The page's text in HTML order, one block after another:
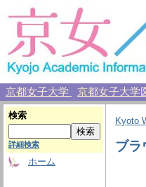
京都女子大学 京都女子大学
検索
詳細検索
ホーム
Kyoto
ブラ